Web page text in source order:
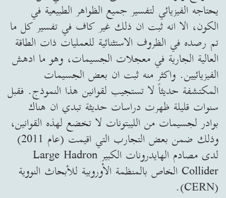
يحتاجه الفيزيائي لتفسير جميع الظواهر الطبيعية في
الكون، الا انه ثبت ان ذلك غير كاف في تفسير كل ما
تم رصده في الظروف الاستثنائية للعمليات ذات الطاقة
العالية الجارية في معجلات الجسيمات، وهو ما ادهش
الفيزيائيين. واكثر منه ثبت ان بعض الجسيمات
المكتشفة حديثاً لا تستجيب لقوانين هذا النموذج. فقبل
سنوات قليلة ظهرت دراسات حديثة تبدي ان هناك
بوادر لجسيمات من الليبتونات لا تخضع لهذه القوانين،
وذلك ضمن بعض التجارب التي اقيمت (عام 2011)
لدى مصادم الهايدرونات الكبير Large Hadron
Collider الخاص بالمنظمة الأوروبية للأبحاث النووية
(CERN).